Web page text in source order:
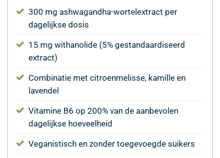
300 mg ashwagandha-wortelextract per
dagelijkse dosis
15 mg withanolide (5% gestandaardiseerd
extract)
Combinatie met citroenmelisse, kamille en
lavendel
Vitamine B6 op 200% van de aanbevolen
dagelijkse hoeveelheid
Veganistisch en zonder toegevoegde suikers